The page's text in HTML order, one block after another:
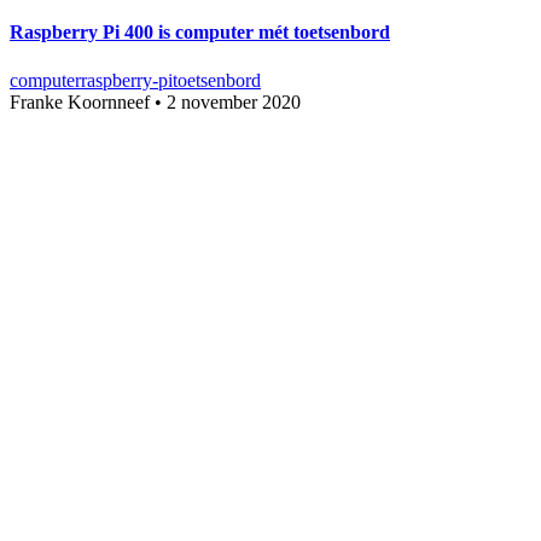
Raspberry Pi 400 is computer mét toetsenbord
computerraspberry-pitoetsenbord
Franke Koornneef• 2 november 2020